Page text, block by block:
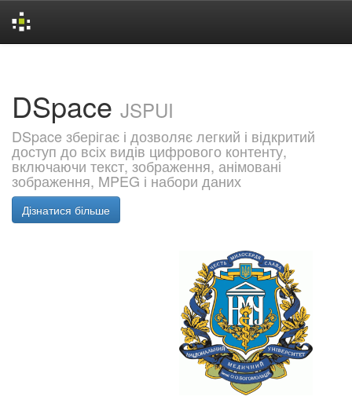
DSpace JSPUI
DSpace зберігає і дозволяє легкий і відкритий
доступ до всіх видів цифрового контенту,
включаючи текст, зображення, анімовані
зображення, MPEG і набори даних
Дізнатися більше